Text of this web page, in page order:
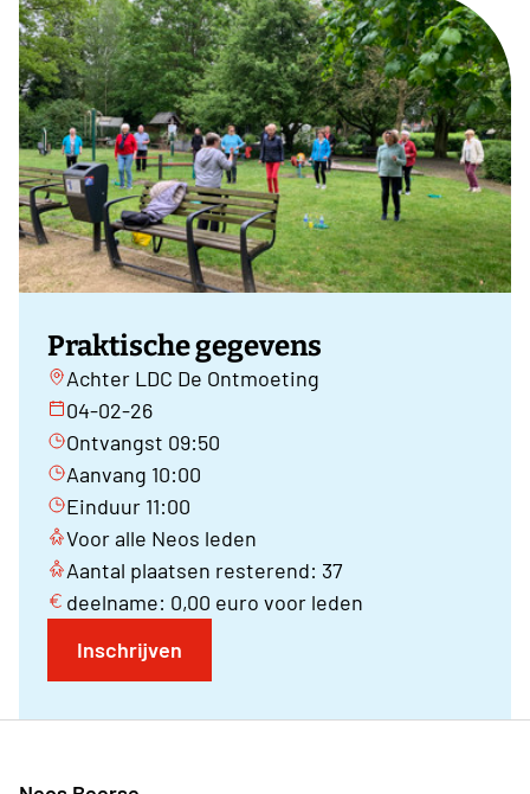
Praktische gegevens
Achter LDC De Ontmoeting
04-02-26
Ontvangst 09:50
Aanvang 10:00
Einduur 11:00
Voor alle Neos leden
Aantal plaatsen resterend: 37
deelname: 0,00 euro voor leden
Inschrijven